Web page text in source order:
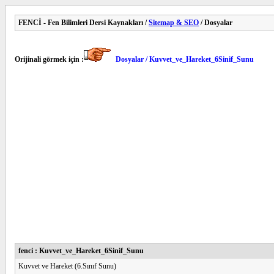
FENCİ - Fen Bilimleri Dersi Kaynakları /Sitemap & SEO / Dosyalar
Orijinali görmek için : Dosyalar / Kuvvet_ve_Hareket_6Sinif_Sunu
fenci : Kuvvet_ve_Hareket_6Sinif_Sunu
Kuvvet ve Hareket (6.Sınıf Sunu)